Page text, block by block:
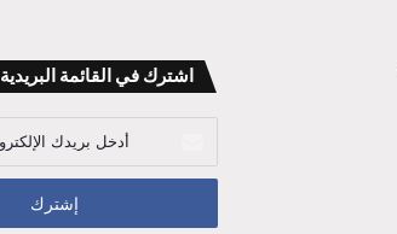
اشترك في القائمة البريدية
الإلكتروني